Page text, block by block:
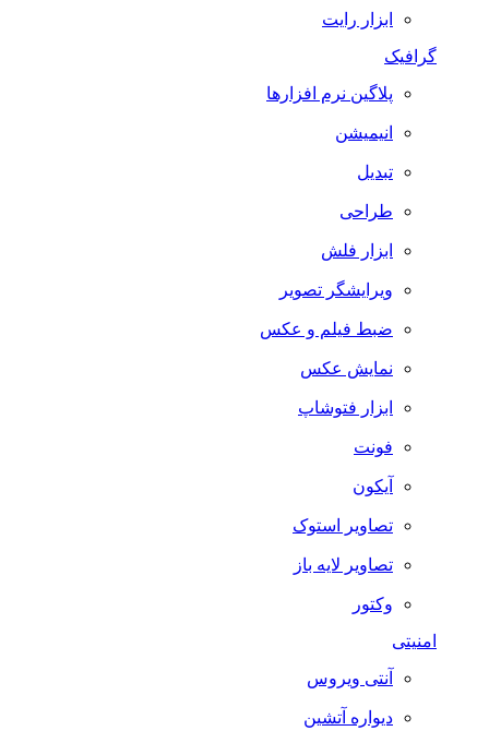
ابزار رایت
گرافیک
پلاگین نرم افزارها
انیمیشن
تبدیل
طراحی
ابزار فلش
ویرایشگر تصویر
ضبط فيلم و عكس
نمایش عکس
ابزار فتوشاپ
فونت
آیکون
تصاویر استوک
تصاویر لایه باز
وکتور
امنیتی
آنتی ویروس
دیواره آتشین